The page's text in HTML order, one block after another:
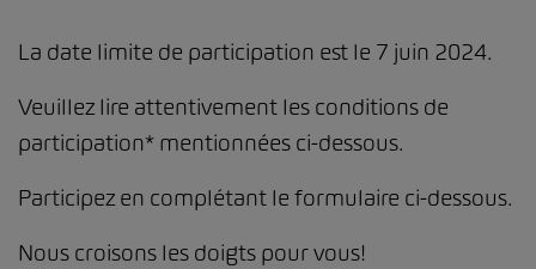
La date limite de participation est le 7 juin 2024.
Veuillez lire attentivement les conditions de
participation* mentionnées ci-dessous.
Participez en complétant le formulaire ci-dessous.
Nous croisons les doigts pour vous!